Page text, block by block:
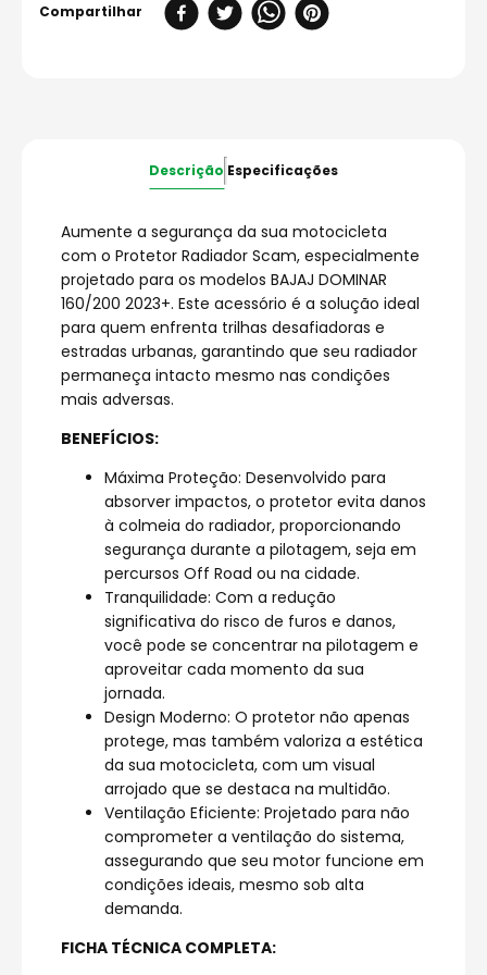
Descrição Especificações
Aumente a segurança da sua motocicleta
com o Protetor Radiador Scam, especialmente
projetado para os modelos BAJAJ DOMINAR
160/200 2023+. Este acessório é a solução ideal
para quem enfrenta trilhas desafiadoras e
estradas urbanas, garantindo que seu radiador
permaneça intacto mesmo nas condições
mais adversas.
BENEFÍCIOS:
Máxima Proteção: Desenvolvido para
absorver impactos, o protetor evita danos
à colmeia do radiador, proporcionando
segurança durante a pilotagem, seja em
percursos Off Road ou na cidade.
Tranquilidade: Com a redução
significativa do risco de furos e danos,
você pode se concentrar na pilotagem e
aproveitar cada momento da sua
jornada.
Design Moderno: O protetor não apenas
protege, mas também valoriza a estética
da sua motocicleta, com um visual
arrojado que se destaca na multidão.
Ventilação Eficiente: Projetado para não
comprometer a ventilação do sistema,
assegurando que seu motor funcione em
condições ideais, mesmo sob alta
demanda.
FICHA TÉCNICA COMPLETA: